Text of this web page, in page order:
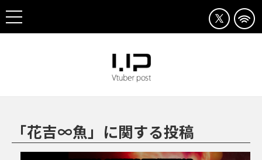
「花吉∞魚」に関する投稿